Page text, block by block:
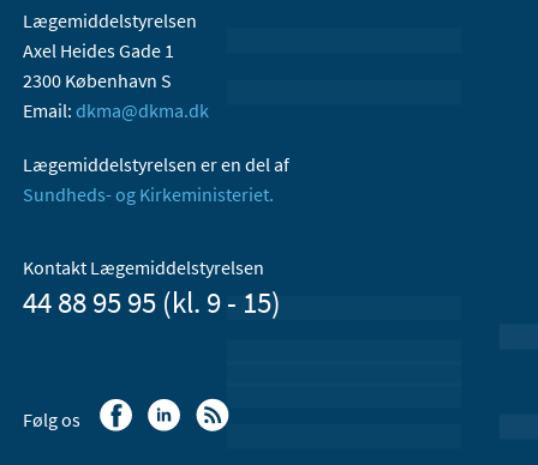
Lægemiddelstyrelsen
Axel Heides Gade 1
2300 København S
Email: dkma@dkma.dk
Lægemiddelstyrelsen er en del af
Sundheds- og Kirkeministeriet.
Kontakt Lægemiddelstyrelsen
44 88 95 95 (kl. 9 - 15)
Følg os